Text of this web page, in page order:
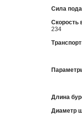
Сила
Скорость
234
Длина
Диаметр